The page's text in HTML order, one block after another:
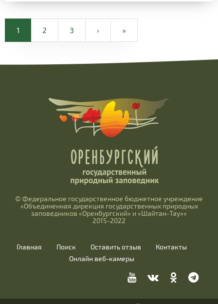
1 2 3 › »
© Федеральное государственное бюджетное учреждение
«Объединенная дирекция государственных природных
заповедников «Оренбургский» и «Шайтан-Тау»»
2015-2022
Главная Поиск Оставить отзыв
Контакты
Онлайн веб-камеры